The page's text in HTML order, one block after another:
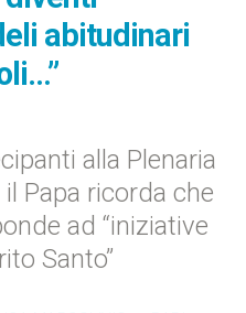
abitudinari
alla Plenaria
Papa ricorda che
ad “iniziative
Santo”